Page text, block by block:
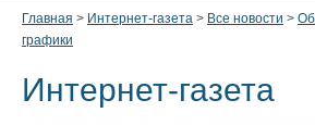
Главная > Интернет-газета > Все новости >
графики
Интернет-газета